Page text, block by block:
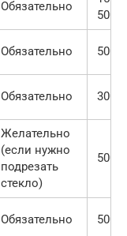
Обязательно
5000
Обязательно 500
Обязательно 300
Желательно
(если нужно
подрезать
стекло)
500
Обязательно 500